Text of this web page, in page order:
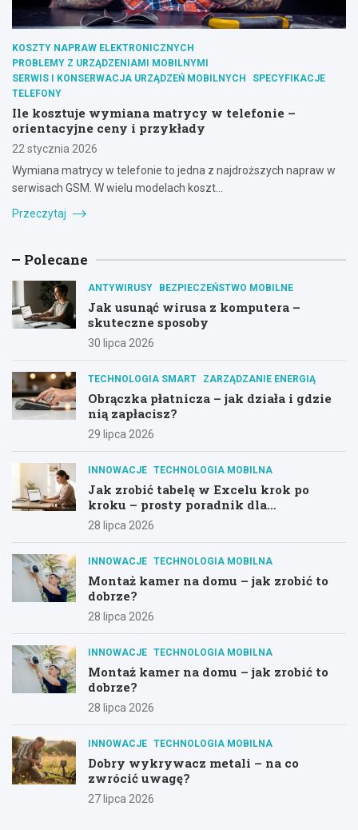
KOSZTY NAPRAW ELEKTRONICZNYCH
PROBLEMY Z URZĄDZENIAMI MOBILNYMI
SERWIS I KONSERWACJA URZĄDZEŃ MOBILNYCH
SPECYFIKACJE
TELEFONY
Ile kosztuje wymiana matrycy w telefonie –
orientacyjne ceny i przykłady
22 stycznia 2026
Wymiana matrycy w telefonie to jedna z najdroższych napraw w
serwisach GSM. W wielu modelach koszt…
Przeczytaj
Polecane
ANTYWIRUSY BEZPIECZEŃSTWO MOBILNE
Jak usunąć wirusa z komputera –
skuteczne sposoby
30 lipca 2026
TECHNOLOGIA SMART ZARZĄDZANIE ENERGIĄ
Obrączka płatnicza – jak działa i gdzie
nią zapłacisz?
29 lipca 2026
INNOWACJE TECHNOLOGIA MOBILNA
Jak zrobić tabelę w Excelu krok po
kroku – prosty poradnik dla
początkujących
28 lipca 2026
INNOWACJE TECHNOLOGIA MOBILNA
Montaż kamer na domu – jak zrobić to
dobrze?
28 lipca 2026
INNOWACJE TECHNOLOGIA MOBILNA
Montaż kamer na domu – jak zrobić to
dobrze?
28 lipca 2026
INNOWACJE TECHNOLOGIA MOBILNA
Dobry wykrywacz metali – na co
zwrócić uwagę?
27 lipca 2026